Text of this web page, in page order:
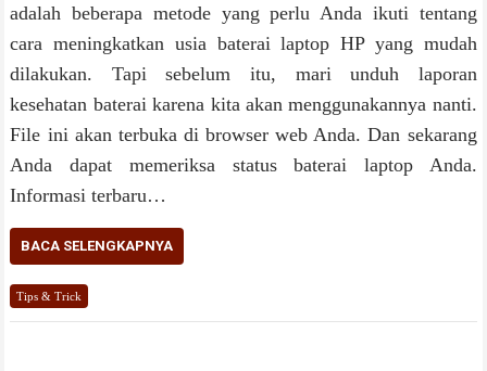
adalah beberapa metode yang perlu Anda ikuti tentang
cara meningkatkan usia baterai laptop HP yang mudah
dilakukan. Tapi sebelum itu, mari unduh laporan
kesehatan baterai karena kita akan menggunakannya nanti.
File ini akan terbuka di browser web Anda. Dan sekarang
Anda dapat memeriksa status baterai laptop Anda.
Informasi terbaru…
BACA SELENGKAPNYA
Tips & Trick